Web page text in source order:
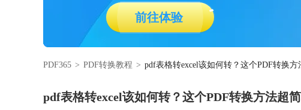
前往体验
PDF365 > PDF转换教程 > pdf表格转excel该如何转？这个PDF转换方
pdf表格转excel该如何转？这个PDF转换方法超简